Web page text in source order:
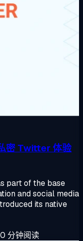
密 Twitter 体验
part of the base
and social media
its native
分钟阅读